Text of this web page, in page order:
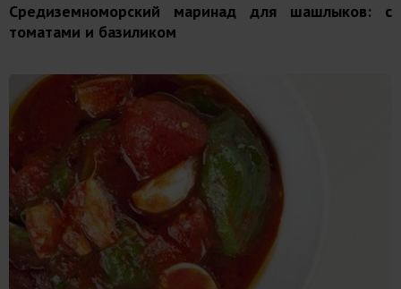
Средиземноморский маринад для шашлыков: с
томатами и базиликом